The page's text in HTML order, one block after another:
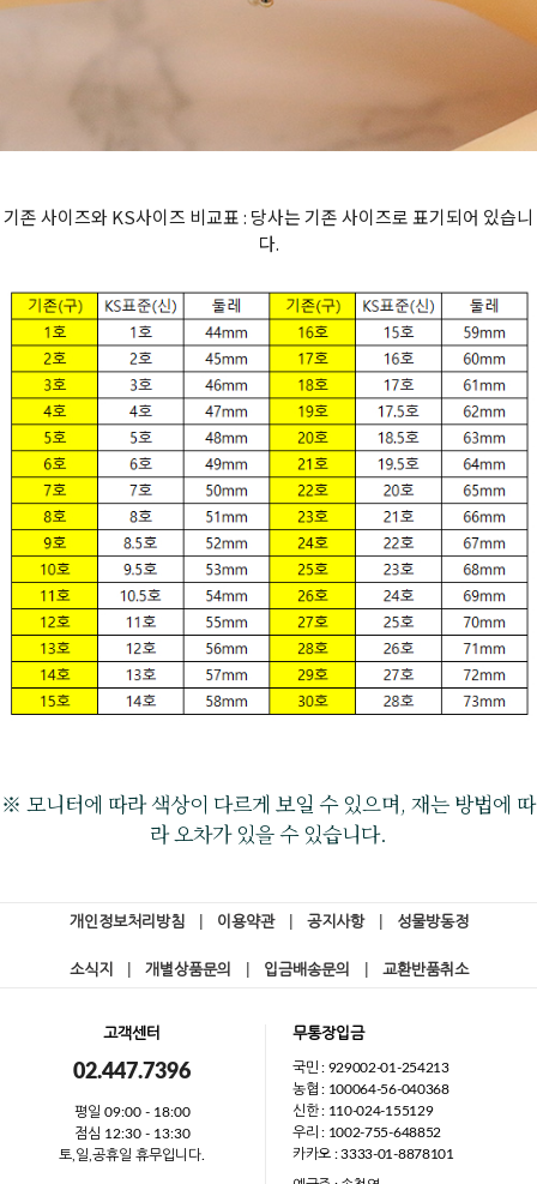
기존 사이즈와 KS사이즈 비교표 : 당사는 기존 사이즈로 표기되어 있습니
다.
※ 모니터에 따라 색상이 다르게 보일 수 있으며, 재는 방법에 따
라 오차가 있을 수 있습니다.
개인정보처리방침 이용약관 공지사항 성물방동정
소식지 개별상품문의 입금배송문의 교환반품취소
고객센터
02.447.7396
평일 09:00 - 18:00
점심 12:30 - 13:30
토,일,공휴일 휴무입니다.
무통장입금
국민 : 929002-01-254213
농협 : 100064-56-040368
신한 : 110-024-155129
우리 : 1002-755-648852
카카오 : 3333-01-8878101